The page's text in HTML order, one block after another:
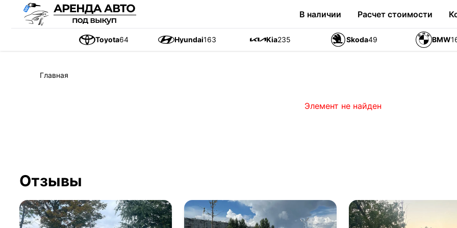
В наличии Расчет стоимости
Toyota64 Hyundai163 Kia235 Skoda49 BMW
Главная
Элемент не найден
Отзывы